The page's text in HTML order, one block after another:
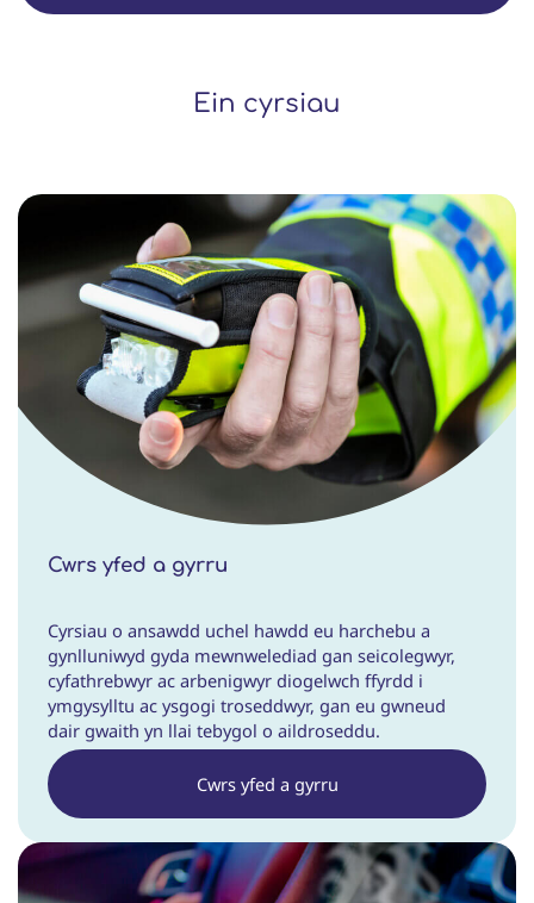
Ein cyrsiau
Cwrs yfed a gyrru
Cyrsiau o ansawdd uchel hawdd eu harchebu a
gynlluniwyd gyda mewnwelediad gan seicolegwyr,
cyfathrebwyr ac arbenigwyr diogelwch ffyrdd i
ymgysylltu ac ysgogi troseddwyr, gan eu gwneud
dair gwaith yn llai tebygol o aildroseddu.
Cwrs yfed a gyrru